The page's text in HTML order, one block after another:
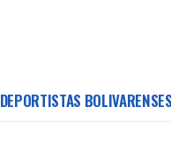
DEPORTISTAS BOLIVARENSES